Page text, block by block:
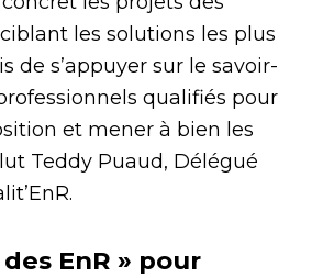
les solutions les plus
de s’appuyer sur le savoir-
qualifiés pour
et mener à bien les
Teddy Puaud, Délégué
EnR » pour